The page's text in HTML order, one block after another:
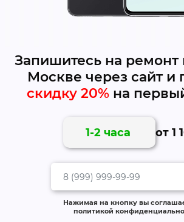
Запишитесь на ремонт
Москве через сайт и
скидку 20% на
1-2 часа от 1
Нажимая на кнопку вы
политикой